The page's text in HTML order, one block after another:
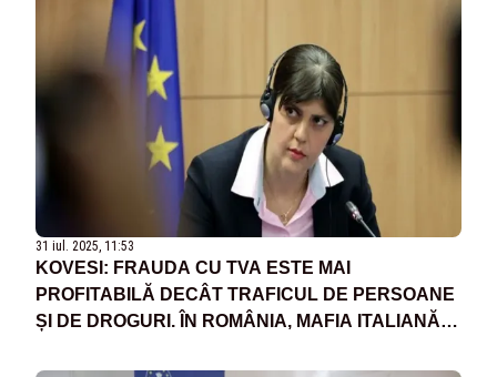
31 iul. 2025, 11:53
KOVESI: FRAUDA CU TVA ESTE MAI
PROFITABILĂ DECÂT TRAFICUL DE PERSOANE
ȘI DE DROGURI. ÎN ROMÂNIA, MAFIA ITALIANĂ ȘI